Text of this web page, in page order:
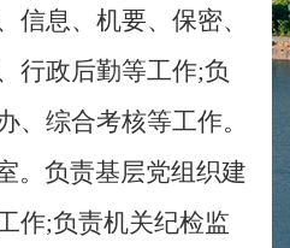
信息、机要、保密、
行政后勤等工作;负
、综合考核等工作。
。负责基层党组织建
作;负责机关纪检监